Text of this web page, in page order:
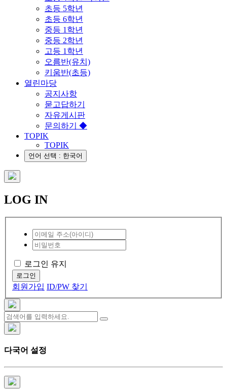
초등 5학년
초등 6학년
중등 1학년
중등 2학년
고등 1학년
오름반(유치)
키움반(초등)
열린마당
공지사항
묻고답하기
자유게시판
문의하기 ◆
TOPIK
TOPIK
언어 선택 : 한국어
LOG IN
로그인 유지
로그인
회원가입 ID/PW 찾기
다국어 설정